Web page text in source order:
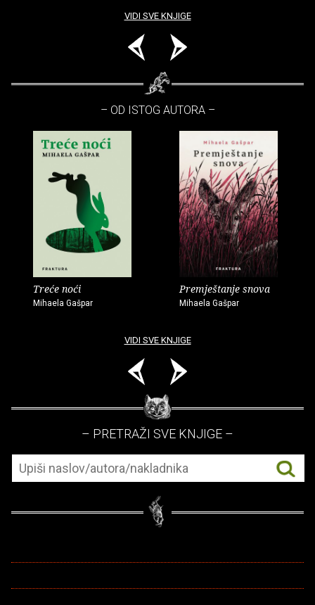
VIDI SVE KNJIGE
– OD ISTOG AUTORA –
Treće noći
Mihaela Gašpar
Premještanje snova
Mihaela Gašpar
VIDI SVE KNJIGE
– PRETRAŽI SVE KNJIGE –